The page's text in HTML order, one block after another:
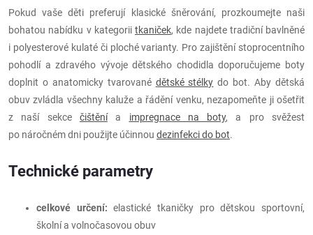
Pokud vaše děti preferují klasické šněrování, prozkoumejte naši
bohatou nabídku v kategorii tkaniček, kde najdete tradiční bavlněné
i polyesterové kulaté či ploché varianty. Pro zajištění stoprocentního
pohodlí a zdravého vývoje dětského chodidla doporučujeme boty
doplnit o anatomicky tvarované dětské stélky do bot. Aby dětská
obuv zvládla všechny kaluže a řádění venku, nezapomeňte ji ošetřit
z naší sekce čištěnía impregnace na boty, a pro svěžest
po náročném dni použijte účinnou dezinfekci do bot.
Technické parametry
celkové určení: elastické tkaničky pro dětskou sportovní,
školní a volnočasovou obuv